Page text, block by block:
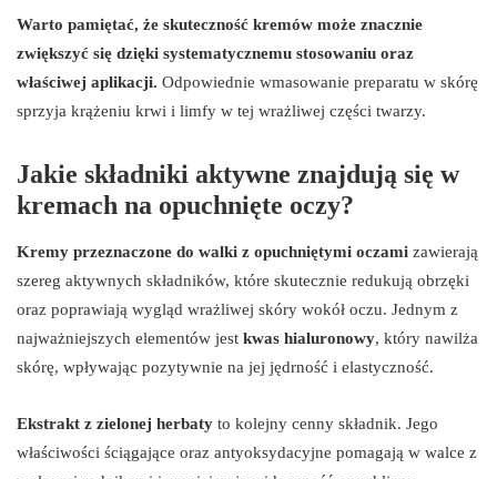
Warto pamiętać, że skuteczność kremów może znacznie
zwiększyć się dzięki systematycznemu stosowaniu oraz
właściwej aplikacji. Odpowiednie wmasowanie preparatu w skórę
sprzyja krążeniu krwi i limfy w tej wrażliwej części twarzy.
Jakie składniki aktywne znajdują się w
kremach na opuchnięte oczy?
Kremy przeznaczone do walki z opuchniętymi oczami zawierają
szereg aktywnych składników, które skutecznie redukują obrzęki
oraz poprawiają wygląd wrażliwej skóry wokół oczu. Jednym z
najważniejszych elementów jest kwas hialuronowy, który nawilża
skórę, wpływając pozytywnie na jej jędrność i elastyczność.
Ekstrakt z zielonej herbaty to kolejny cenny składnik. Jego
właściwości ściągające oraz antyoksydacyjne pomagają w walce z